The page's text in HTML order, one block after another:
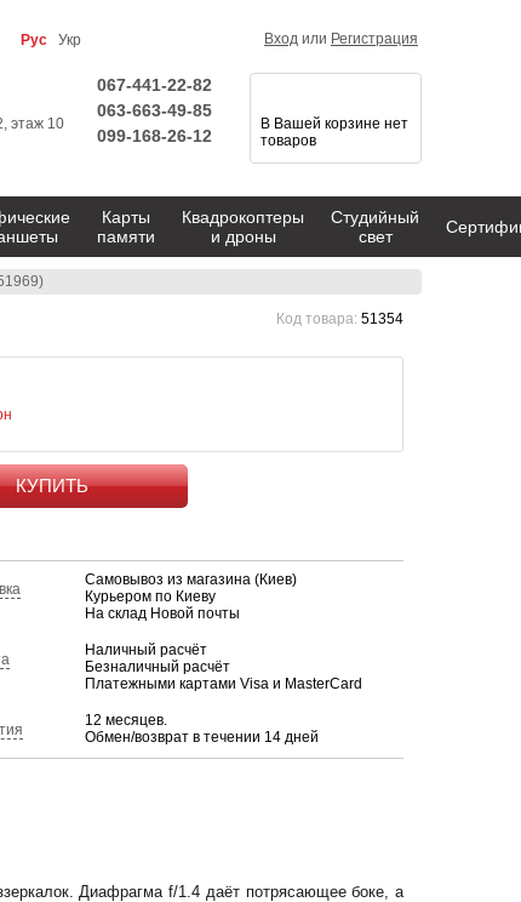
Код товара: 51354
КУПИТЬ
Самовывоз из магазина (Киев)
Курьером по Киеву
На склад Новой почты
Наличный расчёт
Безналичный расчёт
Платежными картами Visa и MasterCard
12 месяцев.
Обмен/возврат в течении 14 дней
Диaфрагма f/1.4 даёт потрясающее боке, а
Рус Укр Вход или Регистрация
этаж 10
067-441-22-82
063-663-49-85
099-168-26-12
В Вашей корзине нет
товаров
Карты
памяти
Квадрокоптеры
и дроны
Студийный
свет